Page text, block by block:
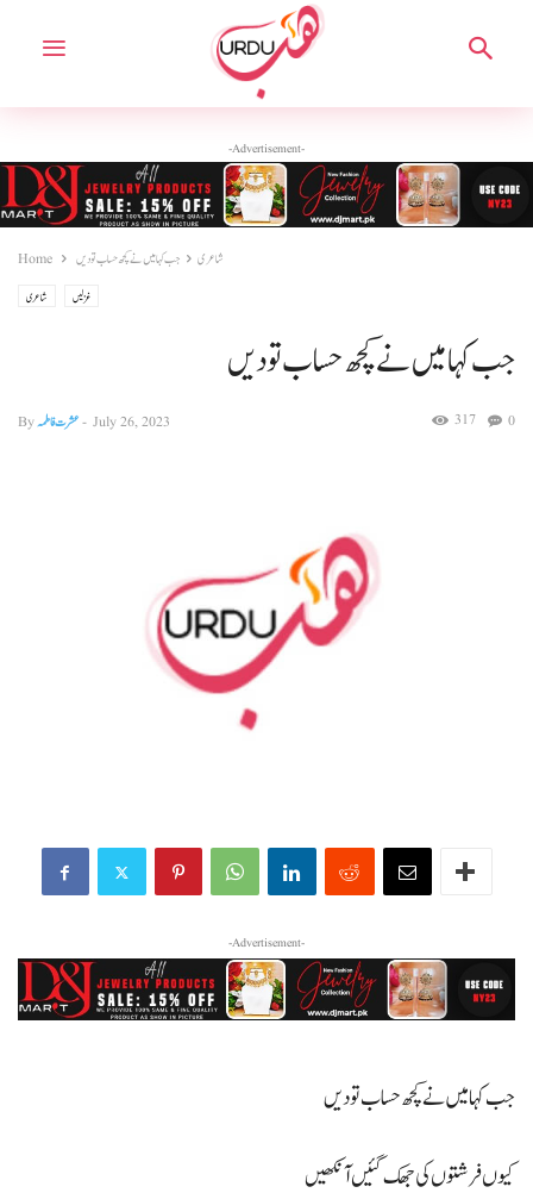
-Advertisement-
Home شاعری جب کہا میں نے کچھ حساب تو دیں
شاعری غزلیں
جب کہا میں نے کچھ حساب تو دیں
Byعشرت فاطمہ- July 26, 2023 0
317
-Advertisement-
جب کہا میں نے کچھ حساب تو دیں
کیوں فرشتوں کی جھک گئیں آنکھیں